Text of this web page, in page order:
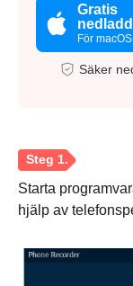
Gratis
För macOS
Säker
Starta
hjälp av